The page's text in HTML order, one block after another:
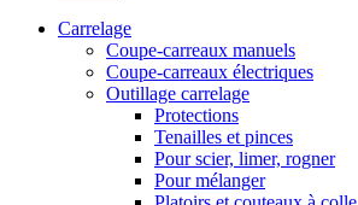
Carrelage
Coupe-carreaux manuels
Coupe-carreaux électriques
Outillage carrelage
Protections
Tenailles et pinces
Pour scier, limer, rogner
Pour mélanger